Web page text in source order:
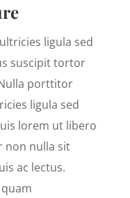
ligula sed
suscipit tortor
porttitor
ligula sed
lorem ut libero
non nulla sit
ac lectus.